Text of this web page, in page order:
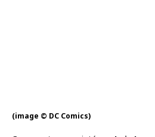
(image © DC Comics)